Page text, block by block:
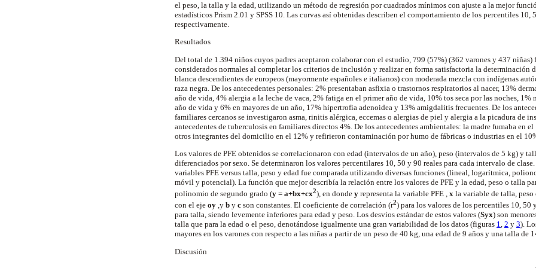
el peso, la talla y la edad, utilizando un método de regresión por cuadrados mínimos con ajuste a la mejor
estadísticos Prism 2.01 y SPSS 10. Las curvas así obtenidas describen el comportamiento de los percentiles 10,
respectivamente.
Resultados
Del total de 1.394 niños cuyos padres aceptaron colaborar con el estudio, 799 (57%) (362 varones y 437
considerados normales al completar los criterios de inclusión y realizar en forma satisfactoria la determinación
blanca descendientes de europeos (mayormente españoles e italianos) con moderada mezcla con indígenas
raza negra. De los antecedentes personales: 2% presentaban asfixia o trastornos respiratorios al nacer, 13%
año de vida, 4% alergia a la leche de vaca, 2% fatiga en el primer año de vida, 10% tos seca por las noches, 1%
año de vida y 6% en mayores de un año, 17% hipertrofia adenoidea y 13% amigdalitis frecuentes. De los
familiares cercanos se investigaron asma, rinitis alérgica, eccemas o alergias de piel y alergia a la picadura de
antecedentes de tuberculosis en familiares directos 4%. De los antecedentes ambientales: la madre fumaba en
otros integrantes del domicilio en el 12% y refirieron contaminación por humo de fábricas o industrias en el
Los valores de PFE obtenidos se correlacionaron con edad (intervalos de un año), peso (intervalos de 5 kg) y
diferenciados por sexo. Se determinaron los valores percentilares 10, 50 y 90 reales para cada intervalo de
variables PFE versus talla, peso y edad fue comparada utilizando diversas funciones (lineal, logarítmica,
móvil y potencial). La función que mejor describía la relación entre los valores de PFE y la edad, peso o talla
polinomio de segundo grado (y = a+bx+cx2), en donde y representa la variable PFE , x la variable de talla, peso
con el eje oy ,y b y c son constantes. El coeficiente de correlación (r2) para los valores de los percentiles 10, 50
para talla, siendo levemente inferiores para edad y peso. Los desvíos estándar de estos valores (Syx) son
talla que para la edad o el peso, denotándose igualmente una gran variabilidad de los datos (figuras 1, 2 y 3).
mayores en los varones con respecto a las niñas a partir de un peso de 40 kg, una edad de 9 años y una talla de
Discusión